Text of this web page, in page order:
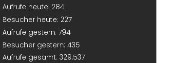
Aufrufe heute: 284
Besucher heute: 227
Aufrufe gestern: 794
Besucher gestern: 435
Aufrufe gesamt: 329.537